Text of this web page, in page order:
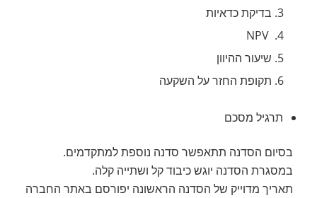
בדיקת כדאיות
שיעור ההיוון
תקופת החזר על השקעה
תרגיל מסכם
בסיום הסדנה תתאפשר סדנה נוספת למתקדמים.
במסגרת הסדנה יוגש כיבוד קל ושתייה קלה.
תאריך מדוייק של הסדנה הראשונה יפורסם באתר החברה